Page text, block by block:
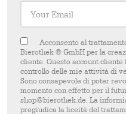
Acconsento al
Bierothek ® GmbH per la
cliente. Questo account
controllo delle mie attività di
Sono consapevole di poter
momento con effetto per il
shop@bierothek.de. La
pregiudica la liceità del